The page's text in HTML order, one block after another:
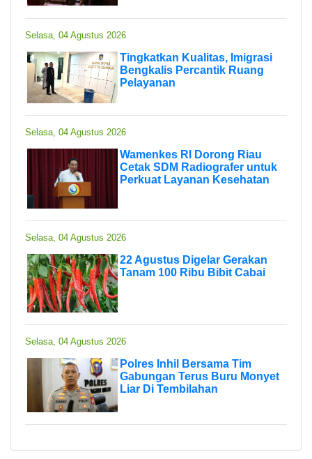
Selasa, 04 Agustus 2026
Tingkatkan Kualitas, Imigrasi
Bengkalis Percantik Ruang
Pelayanan
Selasa, 04 Agustus 2026
Wamenkes RI Dorong Riau
Cetak SDM Radiografer untuk
Perkuat Layanan Kesehatan
Selasa, 04 Agustus 2026
22 Agustus Digelar Gerakan
Tanam 100 Ribu Bibit Cabai
Selasa, 04 Agustus 2026
Polres Inhil Bersama Tim
Gabungan Terus Buru Monyet
Liar Di Tembilahan